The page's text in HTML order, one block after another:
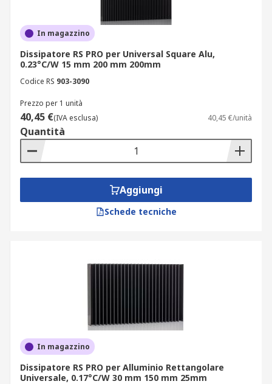
In magazzino
Dissipatore RS PRO per Universal Square Alu,
0.23°C/W 15 mm 200 mm 200mm
Codice RS 903-3090
Prezzo per 1 unità
40,45 €(IVA esclusa) 40,45 €/unità
Quantità
Aggiungi
Schede tecniche
In magazzino
Dissipatore RS PRO per Alluminio Rettangolare
Universale, 0.17°C/W 30 mm 150 mm 25mm